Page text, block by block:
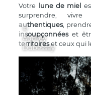
Votre lune de miel
surprendre,
authentiques,
insoupçonnéeset
territoireset ceux qui
©
Audrey
Dubessay